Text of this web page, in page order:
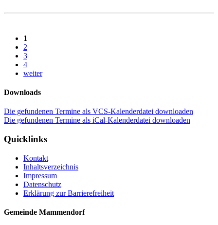
1
2
3
4
weiter
Downloads
Die gefundenen Termine als VCS-Kalenderdatei downloaden
Die gefundenen Termine als iCal-Kalenderdatei downloaden
Quicklinks
Kontakt
Inhaltsverzeichnis
Impressum
Datenschutz
Erklärung zur Barrierefreiheit
Gemeinde Mammendorf